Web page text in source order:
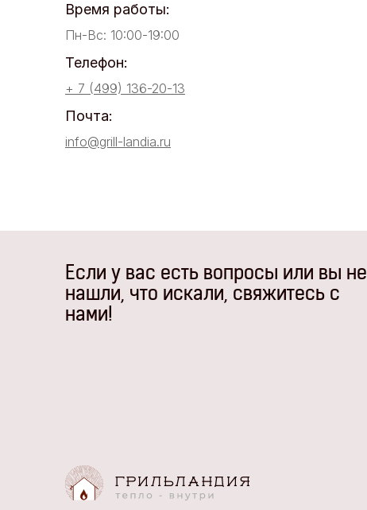
Время работы:
Пн-Вс: 10:00-19:00
Телефон:
+ 7 (499) 136-20-13
Почта:
info@grill-landia.ru
Если у вас есть вопросы или вы не
нашли, что искали, свяжитесь с
нами!